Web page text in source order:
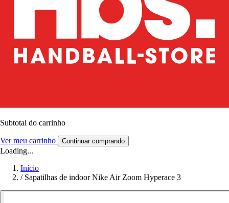
Subtotal do carrinho
Ver meu carrinho Continuar comprando
Loading...
Início
/ Sapatilhas de indoor Nike Air Zoom Hyperace 3